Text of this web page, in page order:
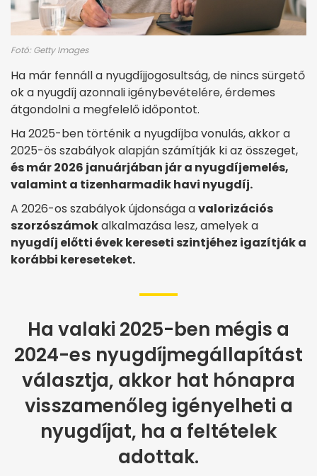
Fotó: Getty Images
Ha már fennáll a nyugdíjjogosultság, de nincs sürgető
ok a nyugdíj azonnali igénybevételére, érdemes
átgondolni a megfelelő időpontot.
Ha 2025-ben történik a nyugdíjba vonulás, akkor a
2025-ös szabályok alapján számítják ki az összeget,
és már 2026 januárjában jár a nyugdíjemelés,
valamint a tizenharmadik havi nyugdíj.
A 2026-os szabályok újdonsága avalorizációs
szorzószámokalkalmazása lesz, amelyek a
nyugdíj előtti évek kereseti szintjéhez igazítják a
korábbi kereseteket.
Ha valaki 2025-ben mégis a
2024-es nyugdíjmegállapítást
választja, akkor hat hónapra
visszamenőleg igényelheti a
nyugdíjat, ha a feltételek
adottak.